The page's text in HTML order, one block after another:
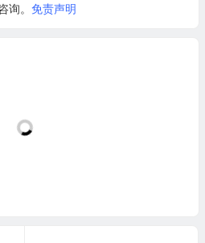
询。 免责声明